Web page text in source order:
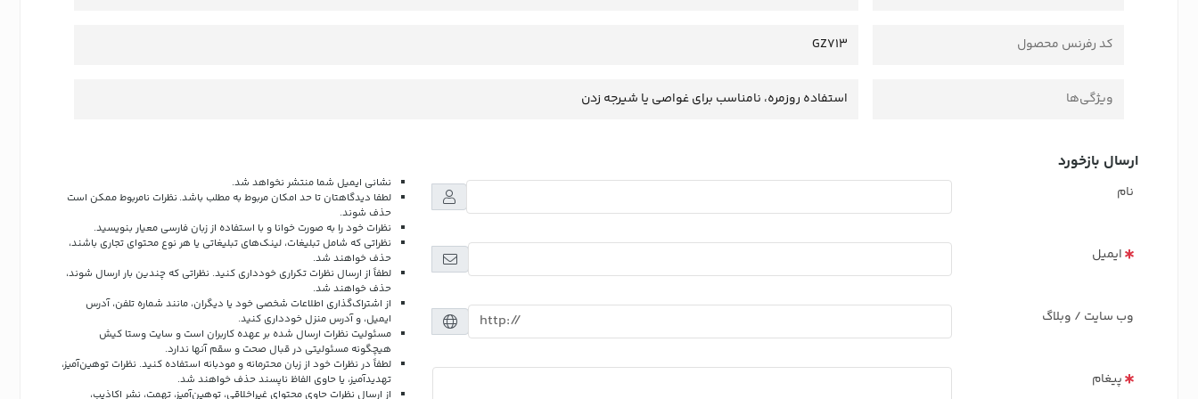
کد رفرنس محصول GZ713
ویژگی‌ها استفاده روزمره، نامناسب برای غواصی یا شیرجه زدن
ارسال بازخورد
نام
ایمیل
وب سایت / وبلاگ
پیغام
نشانی ایمیل شما منتشر نخواهد شد.
لطفا دیدگاهتان تا حد امکان مربوط به مطلب باشد. نظرات نامربوط ممکن است
حذف شوند.
نظرات خود را به صورت خوانا و با استفاده از زبان فارسی معیار بنویسید.
نظراتی که شامل تبلیغات، لینک‌های تبلیغاتی یا هر نوع محتوای تجاری باشند،
حذف خواهند شد.
لطفاً از ارسال نظرات تکراری خودداری کنید. نظراتی که چندین بار ارسال شوند،
حذف خواهند شد.
از اشتراک‌گذاری اطلاعات شخصی خود یا دیگران، مانند شماره تلفن، آدرس
ایمیل، و آدرس منزل خودداری کنید.
مسئولیت نظرات ارسال شده بر عهده کاربران است و سایت وستا کیش
هیچگونه مسئولیتی در قبال صحت و سقم آنها ندارد.
لطفاً در نظرات خود از زبان محترمانه و مودبانه استفاده کنید. نظرات توهین‌آمیز،
تهدیدآمیز، یا حاوی الفاظ ناپسند حذف خواهند شد.
از ارسال نظرات حاوی محتوای غیراخلاقی، توهین‌آمیز، تهمت، نشر اکاذیب،